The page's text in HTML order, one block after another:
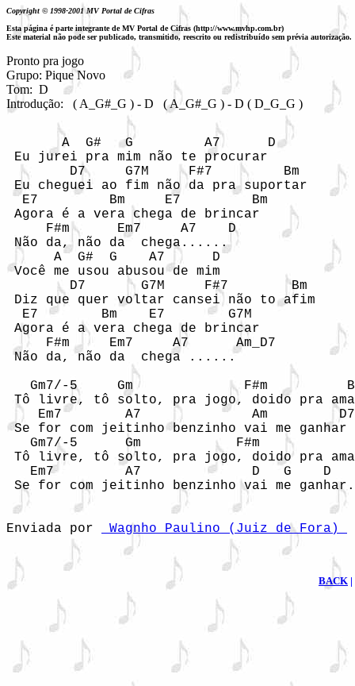
Copyright © 1998-2001 MV Portal de Cifras
Esta página é parte integrante de MV Portal de Cifras (http://www.mvhp.com.br)
Este material não pode ser publicado, transmitido, reescrito ou redistribuído sem prévia autorização.
Pronto pra jogo
Grupo: Pique Novo
Tom:  D
Introdução:   ( A_G#_G ) - D   ( A_G#_G ) - D ( D_G_G )
       A  G#   G         A7      D
Eu jurei pra mim não te procurar
        D7     G7M     F#7         Bm
Eu cheguei ao fim não da pra suportar
  E7         Bm     E7         Bm
Agora é a vera chega de brincar
     F#m      Em7     A7    D
Não da, não da  chega......
      A  G#  G    A7      D
Você me usou abusou de mim
        D7       G7M     F#7        Bm
Diz que quer voltar cansei não to afim
  E7        Bm    E7        G7M
Agora é a vera chega de brincar
     F#m     Em7     A7      Am_D7
Não da, não da  chega ......
Gm7/-5     Gm              F#m
Tô livre, tô solto, pra jogo, doido pra
    Em7        A7              Am         D7
Se for com jeitinho benzinho vai me ganhar
Gm7/-5      Gm            F#m
Tô livre, tô solto, pra jogo, doido pra
   Em7         A7              D   G    D
Se for com jeitinho benzinho vai me
Enviada por Wagnho Paulino (Juiz de Fora)
BACK |